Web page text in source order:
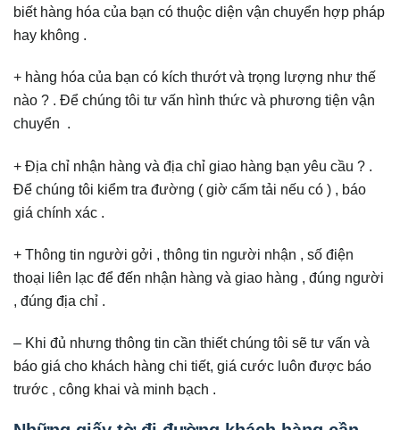
biết hàng hóa của bạn có thuộc diện vận chuyển hợp pháp
hay không .
+ hàng hóa của bạn có kích thướt và trọng lượng như thế
nào ? . Để chúng tôi tư vấn hình thức và phương tiện vận
chuyển .
+ Địa chỉ nhận hàng và địa chỉ giao hàng bạn yêu cầu ? .
Để chúng tôi kiểm tra đường ( giờ cấm tải nếu có ) , báo
giá chính xác .
+ Thông tin người gởi , thông tin người nhận , số điện
thoại liên lạc để đến nhận hàng và giao hàng , đúng người
, đúng địa chỉ .
– Khi đủ nhưng thông tin cần thiết chúng tôi sẽ tư vấn và
báo giá cho khách hàng chi tiết, giá cước luôn được báo
trước , công khai và minh bạch .